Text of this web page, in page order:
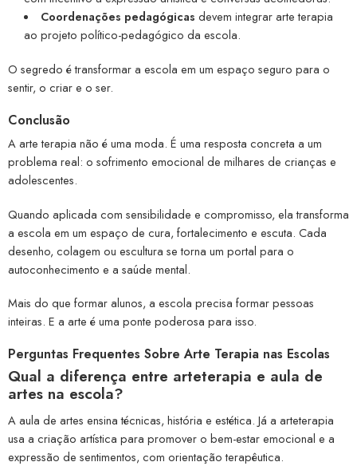
Coordenações pedagógicas devem integrar arte terapia
ao projeto político-pedagógico da escola.
O segredo é transformar a escola em um espaço seguro para o
sentir, o criar e o ser.
Conclusão
A arte terapia não é uma moda. É uma resposta concreta a um
problema real: o sofrimento emocional de milhares de crianças e
adolescentes.
Quando aplicada com sensibilidade e compromisso, ela transforma
a escola em um espaço de cura, fortalecimento e escuta. Cada
desenho, colagem ou escultura se torna um portal para o
autoconhecimento e a saúde mental.
Mais do que formar alunos, a escola precisa formar pessoas
inteiras. E a arte é uma ponte poderosa para isso.
Perguntas Frequentes Sobre Arte Terapia nas Escolas
Qual a diferença entre arteterapia e aula de
artes na escola?
A aula de artes ensina técnicas, história e estética. Já a arteterapia
usa a criação artística para promover o bem-estar emocional e a
expressão de sentimentos, com orientação terapêutica.